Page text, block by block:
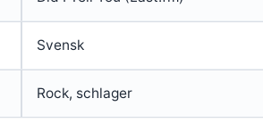
Svensk
Rock, schlager